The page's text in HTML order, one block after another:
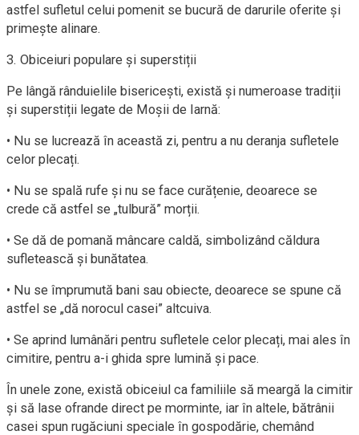
astfel sufletul celui pomenit se bucură de darurile oferite și
primește alinare.
3. Obiceiuri populare și superstiții
Pe lângă rânduielile bisericești, există și numeroase tradiții
și superstiții legate de Moșii de Iarnă:
• Nu se lucrează în această zi, pentru a nu deranja sufletele
celor plecați.
• Nu se spală rufe și nu se face curățenie, deoarece se
crede că astfel se „tulbură” morții.
• Se dă de pomană mâncare caldă, simbolizând căldura
sufletească și bunătatea.
• Nu se împrumută bani sau obiecte, deoarece se spune că
astfel se „dă norocul casei” altcuiva.
• Se aprind lumânări pentru sufletele celor plecați, mai ales în
cimitire, pentru a-i ghida spre lumină și pace.
În unele zone, există obiceiul ca familiile să meargă la cimitir
și să lase ofrande direct pe morminte, iar în altele, bătrânii
casei spun rugăciuni speciale în gospodărie, chemând